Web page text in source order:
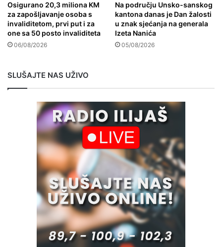
Osigurano 20,3 miliona KM
za zapošljavanje osoba s
invaliditetom, prvi put i za
one sa 50 posto invaliditeta
06/08/2026
Na području Unsko-sanskog
kantona danas je Dan žalosti
u znak sjećanja na generala
Izeta Nanića
05/08/2026
SLUŠAJTE NAS UŽIVO